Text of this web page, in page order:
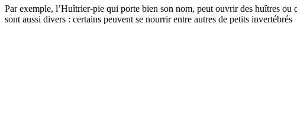
Par exemple, l’Huîtrier-pie qui porte bien son nom, peut ouvrir des huîtres
sont aussi divers : certains peuvent se nourrir entre autres de petits invertébrés